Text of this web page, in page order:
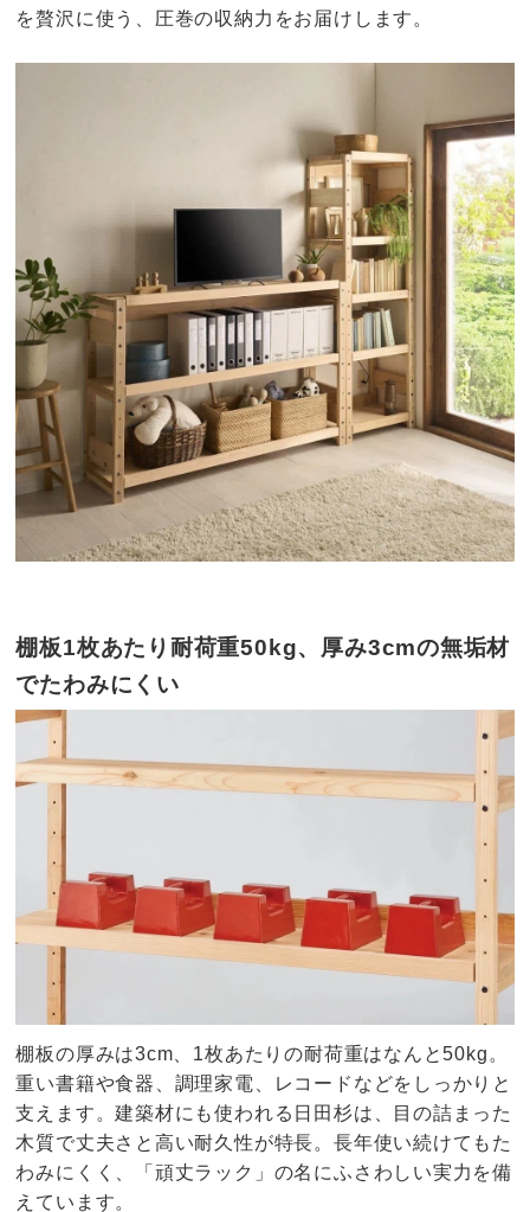
を贅沢に使う、圧巻の収納力をお届けします。
棚板1枚あたり耐荷重50kg、厚み3cmの無垢材
でたわみにくい
棚板の厚みは3cm、1枚あたりの耐荷重はなんと50kg。
重い書籍や食器、調理家電、レコードなどをしっかりと
支えます。建築材にも使われる日田杉は、目の詰まった
木質で丈夫さと高い耐久性が特長。長年使い続けてもた
わみにくく、「頑丈ラック」の名にふさわしい実力を備
えています。